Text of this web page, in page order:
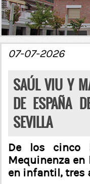
07-07-2026
SAÚL VIU Y
DE ESPAÑA
SEVILLA
De los cinco
Mequinenza
en infantil, tres